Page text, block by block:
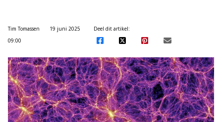
Tim Tomassen
19 juni 2025
09:00
Deel dit artikel: